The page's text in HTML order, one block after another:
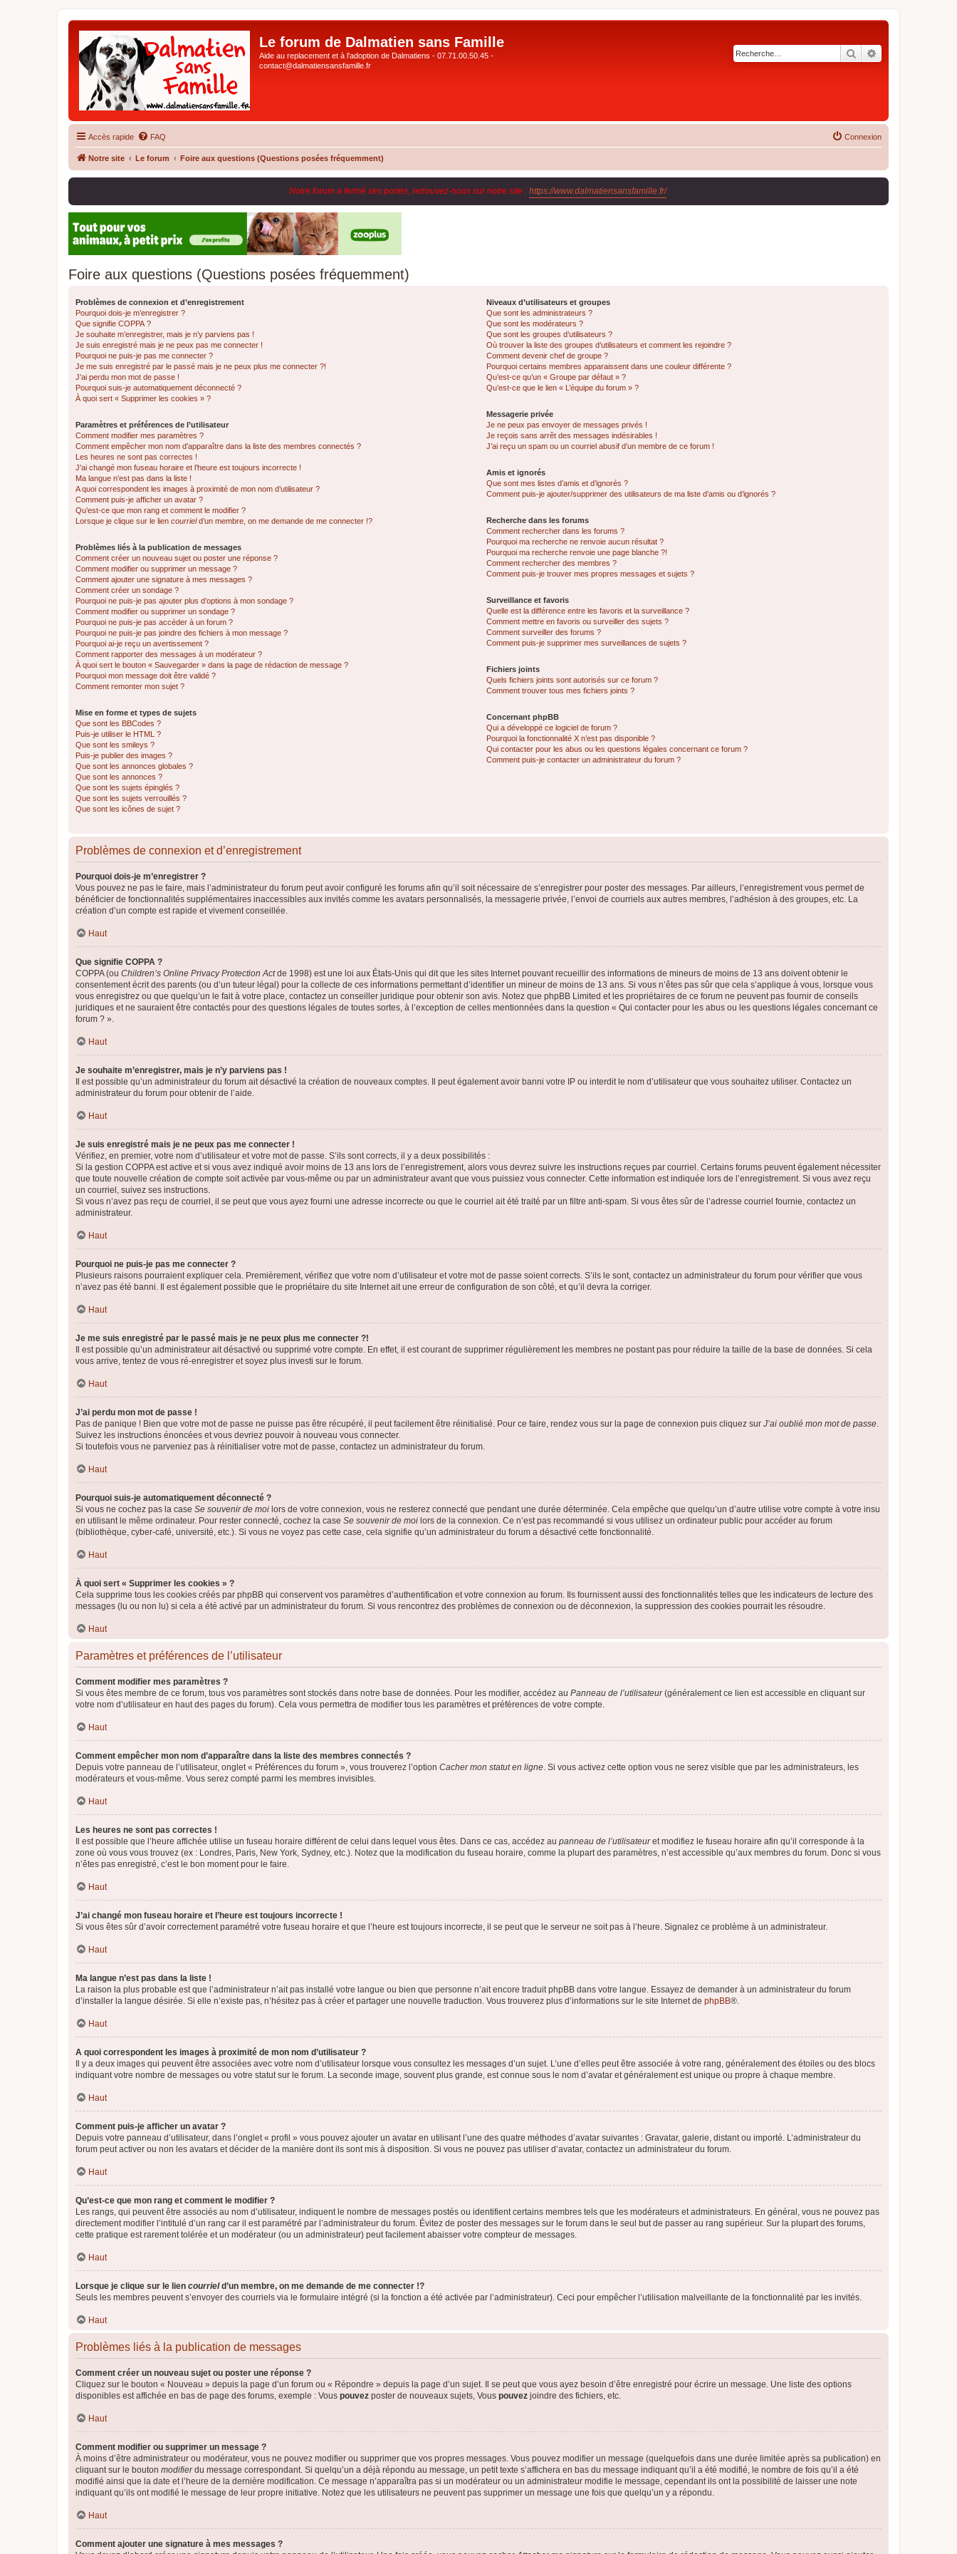
Le forum de Dalmatien sans Famille
Aide au replacement et à l'adoption de Dalmatiens - 07.71.00.50.45 -
contact@dalmatiensansfamille.fr
Rechercher
Accès rapide FAQ Connexion
Notre site Le forum Foire aux questions (Questions posées fréquemment)
Notre forum a fermé ses portes, retrouvez-nous sur notre site : https://www.dalmatiensansfamille.fr/.
Foire aux questions (Questions posées fréquemment)
Problèmes de connexion et d’enregistrement
Pourquoi dois-je m’enregistrer ?
Que signifie COPPA ?
Je souhaite m’enregistrer, mais je n’y parviens pas !
Je suis enregistré mais je ne peux pas me connecter !
Pourquoi ne puis-je pas me connecter ?
Je me suis enregistré par le passé mais je ne peux plus me connecter ?!
J’ai perdu mon mot de passe !
Pourquoi suis-je automatiquement déconnecté ?
À quoi sert « Supprimer les cookies » ?
Paramètres et préférences de l’utilisateur
Comment modifier mes paramètres ?
Comment empêcher mon nom d’apparaître dans la liste des membres connectés ?
Les heures ne sont pas correctes !
J’ai changé mon fuseau horaire et l’heure est toujours incorrecte !
Ma langue n’est pas dans la liste !
A quoi correspondent les images à proximité de mon nom d’utilisateur ?
Comment puis-je afficher un avatar ?
Qu’est-ce que mon rang et comment le modifier ?
Lorsque je clique sur le lien courrield’un membre, on me demande de me connecter !?
Problèmes liés à la publication de messages
Comment créer un nouveau sujet ou poster une réponse ?
Comment modifier ou supprimer un message ?
Comment ajouter une signature à mes messages ?
Comment créer un sondage ?
Pourquoi ne puis-je pas ajouter plus d’options à mon sondage ?
Comment modifier ou supprimer un sondage ?
Pourquoi ne puis-je pas accéder à un forum ?
Pourquoi ne puis-je pas joindre des fichiers à mon message ?
Pourquoi ai-je reçu un avertissement ?
Comment rapporter des messages à un modérateur ?
À quoi sert le bouton « Sauvegarder » dans la page de rédaction de message ?
Pourquoi mon message doit être validé ?
Comment remonter mon sujet ?
Mise en forme et types de sujets
Que sont les BBCodes ?
Puis-je utiliser le HTML ?
Que sont les smileys ?
Puis-je publier des images ?
Que sont les annonces globales ?
Que sont les annonces ?
Que sont les sujets épinglés ?
Que sont les sujets verrouillés ?
Que sont les icônes de sujet ?
Niveaux d’utilisateurs et groupes
Que sont les administrateurs ?
Que sont les modérateurs ?
Que sont les groupes d’utilisateurs ?
Où trouver la liste des groupes d’utilisateurs et comment les rejoindre ?
Comment devenir chef de groupe ?
Pourquoi certains membres apparaissent dans une couleur différente ?
Qu’est-ce qu’un « Groupe par défaut » ?
Qu’est-ce que le lien « L’équipe du forum » ?
Messagerie privée
Je ne peux pas envoyer de messages privés !
Je reçois sans arrêt des messages indésirables !
J’ai reçu un spam ou un courriel abusif d’un membre de ce forum !
Amis et ignorés
Que sont mes listes d’amis et d’ignorés ?
Comment puis-je ajouter/supprimer des utilisateurs de ma liste d’amis ou d’ignorés ?
Recherche dans les forums
Comment rechercher dans les forums ?
Pourquoi ma recherche ne renvoie aucun résultat ?
Pourquoi ma recherche renvoie une page blanche ?!
Comment rechercher des membres ?
Comment puis-je trouver mes propres messages et sujets ?
Surveillance et favoris
Quelle est la différence entre les favoris et la surveillance ?
Comment mettre en favoris ou surveiller des sujets ?
Comment surveiller des forums ?
Comment puis-je supprimer mes surveillances de sujets ?
Fichiers joints
Quels fichiers joints sont autorisés sur ce forum ?
Comment trouver tous mes fichiers joints ?
Concernant phpBB
Qui a développé ce logiciel de forum ?
Pourquoi la fonctionnalité X n’est pas disponible ?
Qui contacter pour les abus ou les questions légales concernant ce forum ?
Comment puis-je contacter un administrateur du forum ?
Problèmes de connexion et d’enregistrement
Pourquoi dois-je m’enregistrer ?
Vous pouvez ne pas le faire, mais l’administrateur du forum peut avoir configuré les forums afin qu’il soit nécessaire de s’enregistrer pour poster des messages. Par ailleurs, l’enregistrement vous permet de
bénéficier de fonctionnalités supplémentaires inaccessibles aux invités comme les avatars personnalisés, la messagerie privée, l’envoi de courriels aux autres membres, l’adhésion à des groupes, etc. La
création d’un compte est rapide et vivement conseillée.
Haut
Que signifie COPPA ?
COPPA (ou Children’s Online Privacy Protection Actde 1998) est une loi aux États-Unis qui dit que les sites Internet pouvant recueillir des informations de mineurs de moins de 13 ans doivent obtenir le
consentement écrit des parents (ou d’un tuteur légal) pour la collecte de ces informations permettant d’identifier un mineur de moins de 13 ans. Si vous n’êtes pas sûr que cela s’applique à vous, lorsque vous
vous enregistrez ou que quelqu’un le fait à votre place, contactez un conseiller juridique pour obtenir son avis. Notez que phpBB Limited et les propriétaires de ce forum ne peuvent pas fournir de conseils
juridiques et ne sauraient être contactés pour des questions légales de toutes sortes, à l’exception de celles mentionnées dans la question « Qui contacter pour les abus ou les questions légales concernant ce
forum ? ».
Haut
Je souhaite m’enregistrer, mais je n’y parviens pas !
Il est possible qu’un administrateur du forum ait désactivé la création de nouveaux comptes. Il peut également avoir banni votre IP ou interdit le nom d’utilisateur que vous souhaitez utiliser. Contactez un
administrateur du forum pour obtenir de l’aide.
Haut
Je suis enregistré mais je ne peux pas me connecter !
Vérifiez, en premier, votre nom d’utilisateur et votre mot de passe. S’ils sont corrects, il y a deux possibilités :
Si la gestion COPPA est active et si vous avez indiqué avoir moins de 13 ans lors de l’enregistrement, alors vous devrez suivre les instructions reçues par courriel. Certains forums peuvent également nécessiter
que toute nouvelle création de compte soit activée par vous-même ou par un administrateur avant que vous puissiez vous connecter. Cette information est indiquée lors de l’enregistrement. Si vous avez reçu
un courriel, suivez ses instructions.
Si vous n’avez pas reçu de courriel, il se peut que vous ayez fourni une adresse incorrecte ou que le courriel ait été traité par un filtre anti-spam. Si vous êtes sûr de l’adresse courriel fournie, contactez un
administrateur.
Haut
Pourquoi ne puis-je pas me connecter ?
Plusieurs raisons pourraient expliquer cela. Premièrement, vérifiez que votre nom d’utilisateur et votre mot de passe soient corrects. S’ils le sont, contactez un administrateur du forum pour vérifier que vous
n’avez pas été banni. Il est également possible que le propriétaire du site Internet ait une erreur de configuration de son côté, et qu’il devra la corriger.
Haut
Je me suis enregistré par le passé mais je ne peux plus me connecter ?!
Il est possible qu’un administrateur ait désactivé ou supprimé votre compte. En effet, il est courant de supprimer régulièrement les membres ne postant pas pour réduire la taille de la base de données. Si cela
vous arrive, tentez de vous ré-enregistrer et soyez plus investi sur le forum.
Haut
J’ai perdu mon mot de passe !
Pas de panique ! Bien que votre mot de passe ne puisse pas être récupéré, il peut facilement être réinitialisé. Pour ce faire, rendez vous sur la page de connexion puis cliquez sur J’ai oublié mon mot de passe.
Suivez les instructions énoncées et vous devriez pouvoir à nouveau vous connecter.
Si toutefois vous ne parveniez pas à réinitialiser votre mot de passe, contactez un administrateur du forum.
Haut
Pourquoi suis-je automatiquement déconnecté ?
Si vous ne cochez pas la case Se souvenir de moi lors de votre connexion, vous ne resterez connecté que pendant une durée déterminée. Cela empêche que quelqu’un d’autre utilise votre compte à votre insu
en utilisant le même ordinateur. Pour rester connecté, cochez la case Se souvenir de moi lors de la connexion. Ce n’est pas recommandé si vous utilisez un ordinateur public pour accéder au forum
(bibliothèque, cyber-café, université, etc.). Si vous ne voyez pas cette case, cela signifie qu’un administrateur du forum a désactivé cette fonctionnalité.
Haut
À quoi sert « Supprimer les cookies » ?
Cela supprime tous les cookies créés par phpBB qui conservent vos paramètres d’authentification et votre connexion au forum. Ils fournissent aussi des fonctionnalités telles que les indicateurs de lecture des
messages (lu ou non lu) si cela a été activé par un administrateur du forum. Si vous rencontrez des problèmes de connexion ou de déconnexion, la suppression des cookies pourrait les résoudre.
Haut
Paramètres et préférences de l’utilisateur
Comment modifier mes paramètres ?
Si vous êtes membre de ce forum, tous vos paramètres sont stockés dans notre base de données. Pour les modifier, accédez au Panneau de l’utilisateur(généralement ce lien est accessible en cliquant sur
votre nom d’utilisateur en haut des pages du forum). Cela vous permettra de modifier tous les paramètres et préférences de votre compte.
Haut
Comment empêcher mon nom d’apparaître dans la liste des membres connectés ?
Depuis votre panneau de l’utilisateur, onglet « Préférences du forum », vous trouverez l’option Cacher mon statut en ligne. Si vous activez cette option vous ne serez visible que par les administrateurs, les
modérateurs et vous-même. Vous serez compté parmi les membres invisibles.
Haut
Les heures ne sont pas correctes !
Il est possible que l’heure affichée utilise un fuseau horaire différent de celui dans lequel vous êtes. Dans ce cas, accédez au panneau de l’utilisateuret modifiez le fuseau horaire afin qu’il corresponde à la
zone où vous vous trouvez (ex : Londres, Paris, New York, Sydney, etc.). Notez que la modification du fuseau horaire, comme la plupart des paramètres, n’est accessible qu’aux membres du forum. Donc si vous
n’êtes pas enregistré, c’est le bon moment pour le faire.
Haut
J’ai changé mon fuseau horaire et l’heure est toujours incorrecte !
Si vous êtes sûr d’avoir correctement paramétré votre fuseau horaire et que l’heure est toujours incorrecte, il se peut que le serveur ne soit pas à l’heure. Signalez ce problème à un administrateur.
Haut
Ma langue n’est pas dans la liste !
La raison la plus probable est que l’administrateur n’ait pas installé votre langue ou bien que personne n’ait encore traduit phpBB dans votre langue. Essayez de demander à un administrateur du forum
d’installer la langue désirée. Si elle n’existe pas, n’hésitez pas à créer et partager une nouvelle traduction. Vous trouverez plus d’informations sur le site Internet de phpBB®.
Haut
A quoi correspondent les images à proximité de mon nom d’utilisateur ?
Il y a deux images qui peuvent être associées avec votre nom d’utilisateur lorsque vous consultez les messages d’un sujet. L’une d’elles peut être associée à votre rang, généralement des étoiles ou des blocs
indiquant votre nombre de messages ou votre statut sur le forum. La seconde image, souvent plus grande, est connue sous le nom d’avatar et généralement est unique ou propre à chaque membre.
Haut
Comment puis-je afficher un avatar ?
Depuis votre panneau d’utilisateur, dans l’onglet « profil » vous pouvez ajouter un avatar en utilisant l’une des quatre méthodes d’avatar suivantes : Gravatar, galerie, distant ou importé. L’administrateur du
forum peut activer ou non les avatars et décider de la manière dont ils sont mis à disposition. Si vous ne pouvez pas utiliser d’avatar, contactez un administrateur du forum.
Haut
Qu’est-ce que mon rang et comment le modifier ?
Les rangs, qui peuvent être associés au nom d’utilisateur, indiquent le nombre de messages postés ou identifient certains membres tels que les modérateurs et administrateurs. En général, vous ne pouvez pas
directement modifier l’intitulé d’un rang car il est paramétré par l’administrateur du forum. Évitez de poster des messages sur le forum dans le seul but de passer au rang supérieur. Sur la plupart des forums,
cette pratique est rarement tolérée et un modérateur (ou un administrateur) peut facilement abaisser votre compteur de messages.
Haut
Lorsque je clique sur le lien courrield’un membre, on me demande de me connecter !?
Seuls les membres peuvent s’envoyer des courriels via le formulaire intégré (si la fonction a été activée par l’administrateur). Ceci pour empêcher l’utilisation malveillante de la fonctionnalité par les invités.
Haut
Problèmes liés à la publication de messages
Comment créer un nouveau sujet ou poster une réponse ?
Cliquez sur le bouton « Nouveau » depuis la page d’un forum ou « Répondre » depuis la page d’un sujet. Il se peut que vous ayez besoin d’être enregistré pour écrire un message. Une liste des options
disponibles est affichée en bas de page des forums, exemple : Vous pouvez poster de nouveaux sujets, Vous pouvez joindre des fichiers, etc.
Haut
Comment modifier ou supprimer un message ?
À moins d’être administrateur ou modérateur, vous ne pouvez modifier ou supprimer que vos propres messages. Vous pouvez modifier un message (quelquefois dans une durée limitée après sa publication) en
cliquant sur le bouton modifierdu message correspondant. Si quelqu’un a déjà répondu au message, un petit texte s’affichera en bas du message indiquant qu’il a été modifié, le nombre de fois qu’il a été
modifié ainsi que la date et l’heure de la dernière modification. Ce message n’apparaîtra pas si un modérateur ou un administrateur modifie le message, cependant ils ont la possibilité de laisser une note
indiquant qu’ils ont modifié le message de leur propre initiative. Notez que les utilisateurs ne peuvent pas supprimer un message une fois que quelqu’un y a répondu.
Haut
Comment ajouter une signature à mes messages ?